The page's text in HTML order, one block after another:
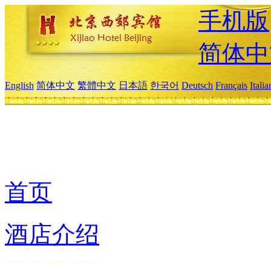
手机版
简体
English 简体中文 繁體中文 日本語 한국어 Deutsch Français
首页
酒店介绍